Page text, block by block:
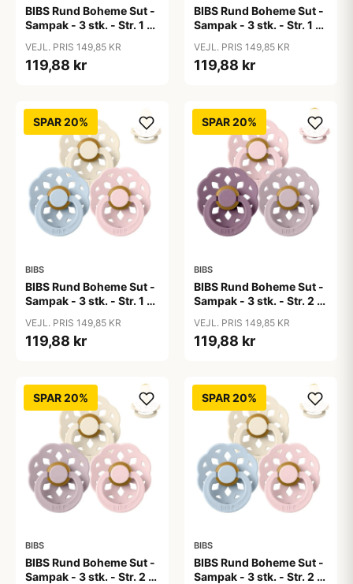
BIBS Rund Boheme Sut -
Sampak - 3 stk. - Str. 1 -
VEJL. PRIS 149,85 KR
119,88 kr
BIBS Rund Boheme Sut -
Sampak - 3 stk. - Str. 1 -
VEJL. PRIS 149,85 KR
119,88 kr
SPAR 20%
BIBS
BIBS Rund Boheme Sut -
Sampak - 3 stk. - Str. 1 -
Collection
VEJL. PRIS 149,85 KR
119,88 kr
SPAR 20%
BIBS
BIBS Rund Boheme Sut -
Sampak - 3 stk. - Str. 2 -
VEJL. PRIS 149,85 KR
119,88 kr
SPAR 20%
BIBS
BIBS Rund Boheme Sut -
Sampak - 3 stk. - Str. 2 -
SPAR 20%
BIBS
BIBS Rund Boheme Sut -
Sampak - 3 stk. - Str. 2 -